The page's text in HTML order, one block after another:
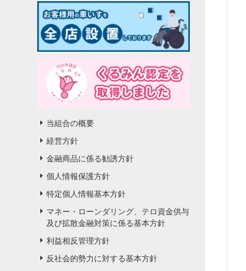
当組合の概要
経営方針
金融商品に係る勧誘方針
個人情報保護方針
特定個人情報基本方針
マネー・ローンダリング、テロ資金供与
及び拡散金融対策に係る基本方針
利益相反管理方針
反社会的勢力に対する基本方針